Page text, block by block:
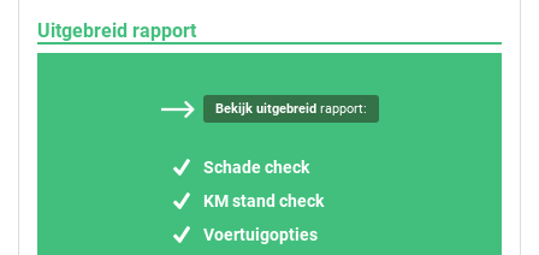
Uitgebreid rapport
Bekijk uitgebreidrapport:
Schade check
KM stand check
Voertuigopties